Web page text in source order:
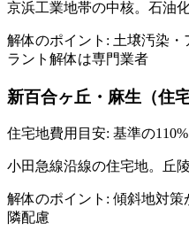
京浜工業地帯の中核。石油
解体のポイント: 土壌汚染・
ラント解体は専門業者
新百合ヶ丘・麻生（住宅
住宅地費用目安: 基準の110%
小田急線沿線の住宅地。丘
解体のポイント: 傾斜地対策
隣配慮